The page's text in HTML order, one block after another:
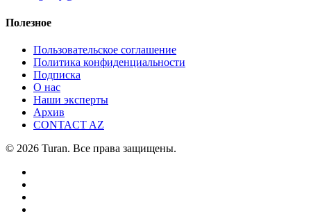
Полезное
Пользовательское соглашение
Политика конфиденциальности
Подписка
О нас
Наши эксперты
Архив
CONTACT AZ
© 2026 Turan. Все права защищены.